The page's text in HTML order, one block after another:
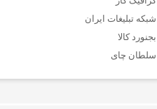
شبکه تبلیغات ایران
بجنورد کالا
سلطان چای